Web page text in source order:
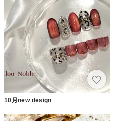
10月new design